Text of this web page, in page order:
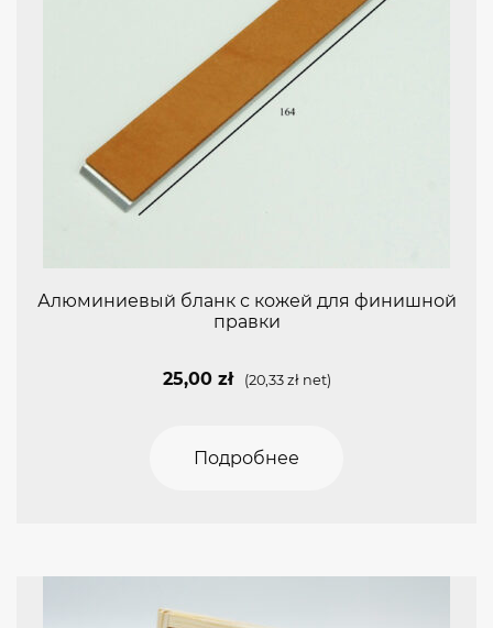
Алюминиевый бланк с кожей для финишной
правки
25,00 zł (20,33 złnet)
Подробнее